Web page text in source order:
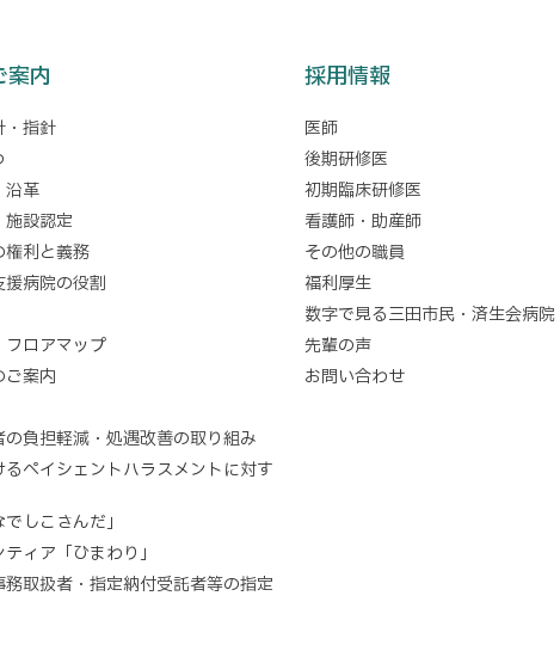
案内
・指針
沿革
設認定
権利と義務
援病院の役割
フロアマップ
ご案内
の負担軽減・処遇改善の取り組み
ペイシェントハラスメントに対す
しこさんだ」
ティア「ひまわり」
取扱者・指定納付受託者等の指定
採用情報
医師
後期研修医
初期臨床研修医
看護師・助産師
その他の職員
福利厚生
数字で見る三田市民・済生会病院
先輩の声
お問い合わせ